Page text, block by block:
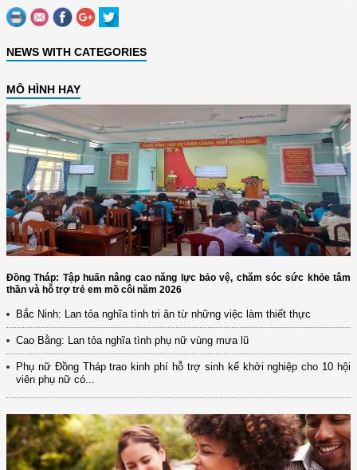
NEWS WITH CATEGORIES
MÔ HÌNH HAY
Đồng Tháp: Tập huấn nâng cao năng lực bảo vệ, chăm sóc sức khỏe tâm
thần và hỗ trợ trẻ em mồ côi năm 2026
Bắc Ninh: Lan tỏa nghĩa tình tri ân từ những việc làm thiết thực
Cao Bằng: Lan tỏa nghĩa tình phụ nữ vùng mưa lũ
Phụ nữ Đồng Tháp trao kinh phí hỗ trợ sinh kế khởi nghiệp cho 10 hội
viên phụ nữ có...